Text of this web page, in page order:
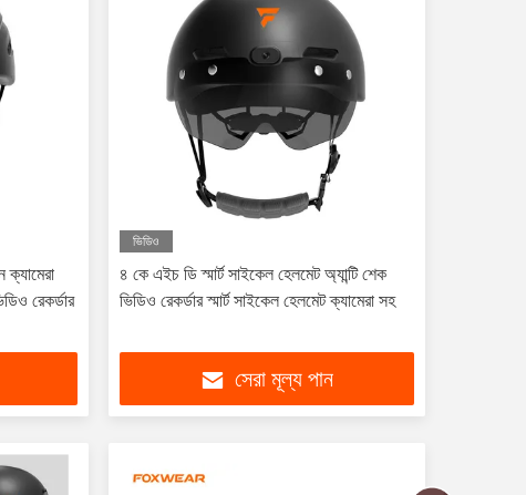
ক্যামেরা
রেকর্ডার
ভিডিও
৪ কে এইচ ডি স্মার্ট সাইকেল হেলমেট অ্যান্টি শেক
ভিডিও রেকর্ডার স্মার্ট সাইকেল হেলমেট ক্যামেরা সহ
সেরা মূল্য পান